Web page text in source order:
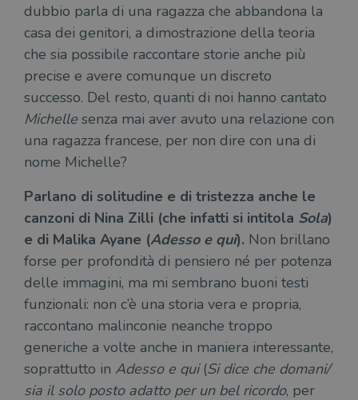
dubbio parla di una ragazza che abbandona la
casa dei genitori, a dimostrazione della teoria
che sia possibile raccontare storie anche più
precise e avere comunque un discreto
successo. Del resto, quanti di noi hanno cantato
Michelle senza mai aver avuto una relazione con
una ragazza francese, per non dire con una di
nome Michelle?
Parlano di solitudine e di tristezza anche le
canzoni di Nina Zilli (che infatti si intitola Sola)
e di Malika Ayane (Adesso e qui). Non brillano
forse per profondità di pensiero né per potenza
delle immagini, ma mi sembrano buoni testi
funzionali: non c’è una storia vera e propria,
raccontano malinconie neanche troppo
generiche a volte anche in maniera interessante,
soprattutto in Adesso e qui(Si dice che domani/
sia il solo posto adatto per un bel ricordo, per